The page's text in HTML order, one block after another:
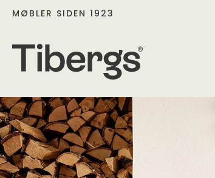
MØBLER SIDEN 1923